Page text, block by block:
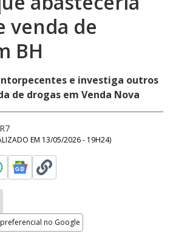
venda de
BH
e investiga outros
de drogas em Venda Nova
EM 13/05/2026 - 19H24)
no Google
93.64%